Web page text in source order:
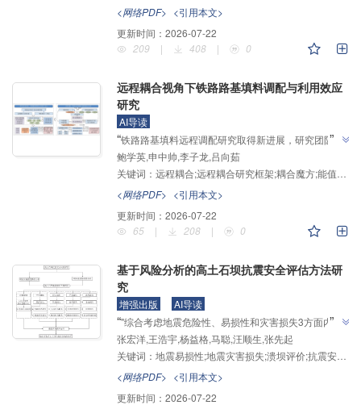
案。”
<网络PDF> <引用本文>
更新时间： 2026-07-22
209
| 408 | 0
远程耦合视角下铁路路基填料调配与利用效应
研究
AI导读
“铁路路基填料远程调配研究取得新进展，研究团队搭
建了铁路路基填料远程耦合系统分析架构，将远程耦合
系统中的物质流、能量流与信息流等转化为系统能值，
为解决工程资源远程调配与利用效应计算问题提供解决
方案。”
”
鲍学英,申中帅,李子龙,吕向茹
关键词： 远程耦合;远程耦合研究框架;耦合魔方;能值理论;远程耦合效应计算方法
<网络PDF> <引用本文>
更新时间： 2026-07-22
65
| 208 | 0
基于风险分析的高土石坝抗震安全评估方法研
究
增强出版 AI导读
“"综合考虑地震危险性、易损性和灾害损失3方面内
容，结合已有风险评估标准，提出较为完整的高土石坝
抗震安全风险评估体系"，介绍了其在大坝抗震安全领
域的研究进展，研究团队建立了高土石坝抗震安全风险
评估体系，为水利工程风险控制提供解决方案。
”
张宏洋,王浩宇,杨益格,马聪,汪顺生,张先起
关键词： 地震易损性;地震灾害损失;溃坝评价;抗震安全;风险评估
<网络PDF> <引用本文>
更新时间： 2026-07-22